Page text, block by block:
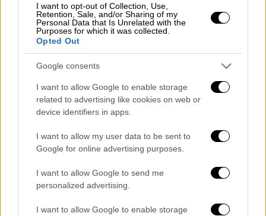
I want to opt-out of Collection, Use,
Retention, Sale, and/or Sharing of my
Personal Data that Is Unrelated with the
Purposes for which it was collected.
Opted Out
Google consents
I want to allow Google to enable storage
related to advertising like cookies on web or
device identifiers in apps.
I want to allow my user data to be sent to
Google for online advertising purposes.
I want to allow Google to send me
personalized advertising.
I want to allow Google to enable storage
Σινεμά|04.08.2022 19:46
Τσάρλι Τσάπλιν: Η τελευταία
φωτογραφία δύο μήνες πριν το θάνατό
Η φωτογραφία κάνει το γύρο του
διαδικτύου